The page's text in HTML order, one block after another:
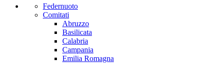
Federnuoto
Comitati
Abruzzo
Basilicata
Calabria
Campania
Emilia Romagna